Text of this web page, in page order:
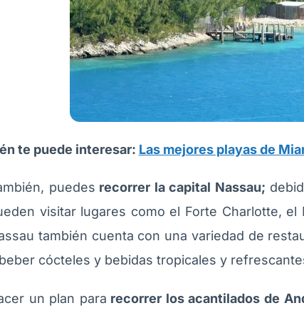
te puede interesar: Las mejores playas de
puedes recorrer la capital Nassau;
visitar lugares como el Forte Charlotte,
también cuenta con una variedad de
cócteles y bebidas tropicales y
un plan para recorrer los acantilados de